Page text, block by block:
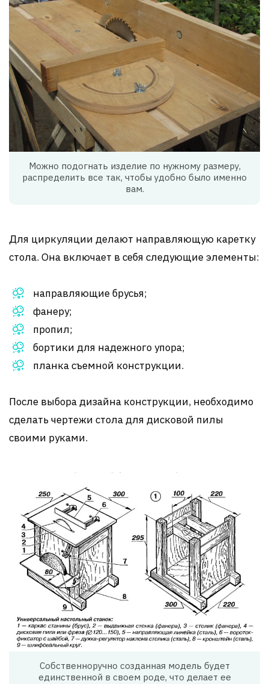
Можно подогнать изделие по нужному размеру,
распределить все так, чтобы удобно было именно
вам.
Для циркуляции делают направляющую каретку
стола. Она включает в себя следующие элементы:
направляющие брусья;
фанеру;
пропил;
бортики для надежного упора;
планка съемной конструкции.
После выбора дизайна конструкции, необходимо
сделать чертежи стола для дисковой пилы
своими руками.
Собственноручно созданная модель будет
единственной в своем роде, что делает ее